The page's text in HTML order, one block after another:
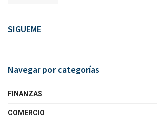
SIGUEME
Navegar por categorías
FINANZAS
COMERCIO